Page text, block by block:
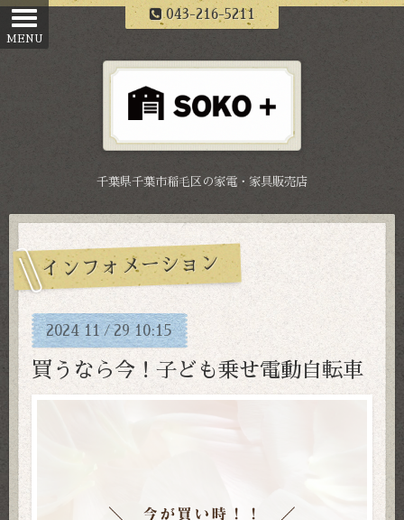
043-216-5211
千葉県千葉市稲毛区の家電・家具販売店
インフォメーション
2024 11 /29 10:15
買うなら今！子ども乗せ電動自転車